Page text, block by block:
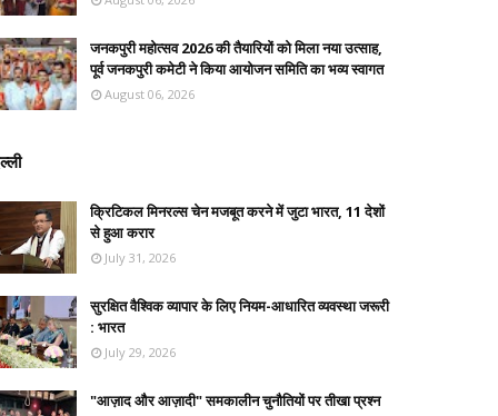
जनकपुरी महोत्सव 2026 की तैयारियों को मिला नया उत्साह,
पूर्व जनकपुरी कमेटी ने किया आयोजन समिति का भव्य स्वागत
August 06, 2026
क्रिटिकल मिनरल्स चेन मजबूत करने में जुटा भारत, 11 देशों
से हुआ करार
July 31, 2026
सुरक्षित वैश्विक व्यापार के लिए नियम-आधारित व्यवस्था जरूरी
: भारत
July 29, 2026
"आज़ाद और आज़ादी" समकालीन चुनौतियों पर तीखा प्रश्न